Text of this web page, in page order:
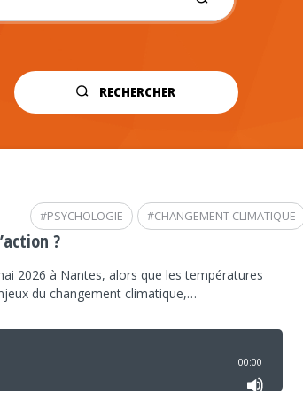
RECHERCHER
#CHANGEMENT CLIMATIQUE
#PSYCHOLOGIE
?
2026 à Nantes, alors que les températures
du changement climatique,…
00:00